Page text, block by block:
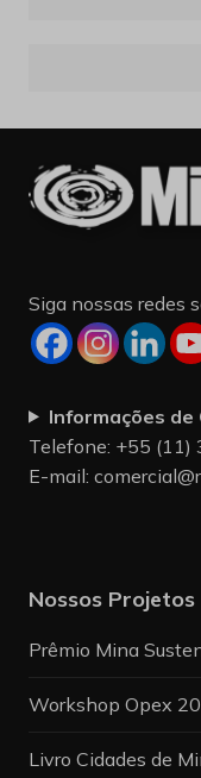
Siga nossas redes
Informações
Telefone: +55
E-mail:
Nossos Projetos
Prêmio Mina
Workshop Opex
Livro Cidades de